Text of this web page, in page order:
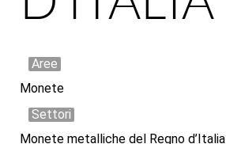
Aree
Monete
Settori
Monete metalliche del Regno d’Italia